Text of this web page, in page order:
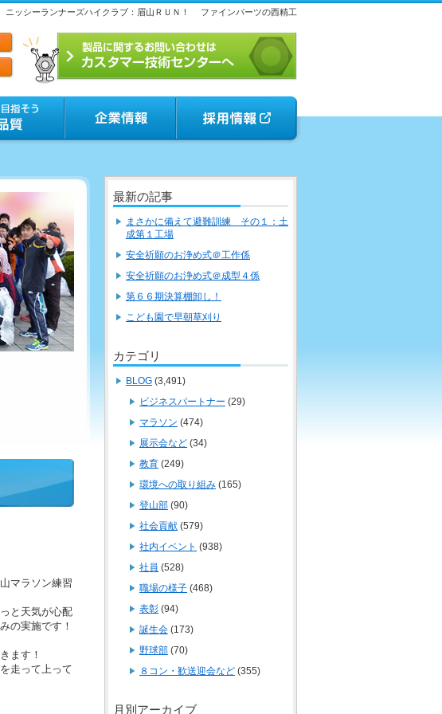
ニッシーランナーズハイクラブ：眉山ＲＵＮ！ ファインパーツの西精工
マラソン練習
と天気が心配
の実施です！
ます！
走って上って
最新の記事
まさかに備えて避難訓練 その１：土
成第１工場
安全祈願のお浄め式＠工作係
安全祈願のお浄め式＠成型４係
第６６期決算棚卸し！
こども園で早朝草刈り
カテゴリ
BLOG (3,491)
ビジネスパートナー (29)
マラソン (474)
展示会など (34)
教育 (249)
環境への取り組み (165)
登山部 (90)
社会貢献 (579)
社内イベント (938)
社員 (528)
職場の様子 (468)
表彰 (94)
誕生会 (173)
野球部 (70)
８コン・歓送迎会など (355)
月別アーカイブ